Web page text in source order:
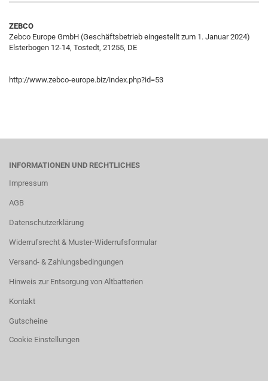
ZEBCO
Zebco Europe GmbH (Geschäftsbetrieb eingestellt zum 1. Januar 2024)
Elsterbogen 12-14, Tostedt, 21255, DE
http://www.zebco-europe.biz/index.php?id=53
INFORMATIONEN UND RECHTLICHES
Impressum
AGB
Datenschutzerklärung
Widerrufsrecht & Muster-Widerrufsformular
Versand- & Zahlungsbedingungen
Hinweis zur Entsorgung von Altbatterien
Kontakt
Gutscheine
Cookie Einstellungen